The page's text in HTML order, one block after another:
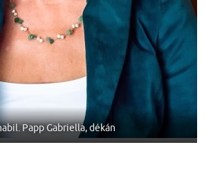
Papp Gabriella, dékán